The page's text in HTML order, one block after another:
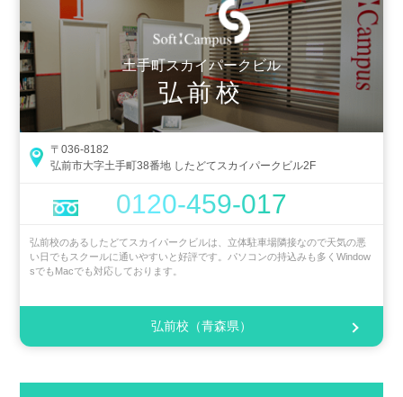
土手町スカイパークビル
弘前校
〒036-8182
弘前市大字土手町38番地 したどてスカイパークビル2F
0120-459-017
弘前校のあるしたどてスカイパークビルは、立体駐車場隣接なので天気の悪
い日でもスクールに通いやすいと好評です。パソコンの持込みも多くWindow
sでもMacでも対応しております。
弘前校（青森県）